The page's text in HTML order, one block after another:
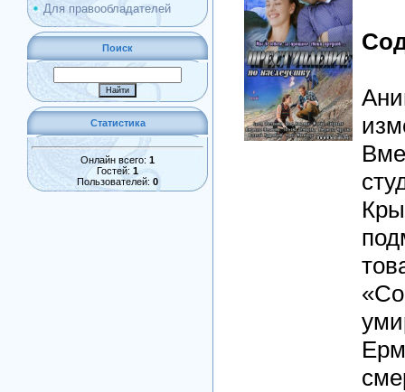
Для правообладателей
Поиск
Статистика
Онлайн всего: 1
Гостей: 1
Пользователей: 0